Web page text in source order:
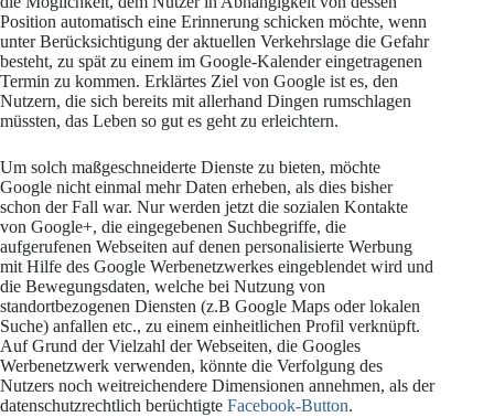
Position automatisch eine Erinnerung schicken möchte, wenn
unter Berücksichtigung der aktuellen Verkehrslage die Gefahr
besteht, zu spät zu einem im Google-Kalender eingetragenen
Termin zu kommen. Erklärtes Ziel von Google ist es, den
Nutzern, die sich bereits mit allerhand Dingen rumschlagen
müssten, das Leben so gut es geht zu erleichtern.
Um solch maßgeschneiderte Dienste zu bieten, möchte
Google nicht einmal mehr Daten erheben, als dies bisher
schon der Fall war. Nur werden jetzt die sozialen Kontakte
von Google+, die eingegebenen Suchbegriffe, die
aufgerufenen Webseiten auf denen personalisierte Werbung
mit Hilfe des Google Werbenetzwerkes eingeblendet wird und
die Bewegungsdaten, welche bei Nutzung von
standortbezogenen Diensten (z.B Google Maps oder lokalen
Suche) anfallen etc., zu einem einheitlichen Profil verknüpft.
Auf Grund der Vielzahl der Webseiten, die Googles
Werbenetzwerk verwenden, könnte die Verfolgung des
Nutzers noch weitreichendere Dimensionen annehmen, als der
datenschutzrechtlich berüchtigte Facebook-Button.